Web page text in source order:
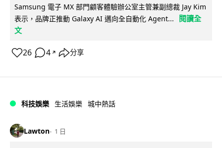
Samsung 電子 MX 部門顧客體驗辦公室主管兼副總裁 Jay Kim
表示，品牌正推動 Galaxy AI 邁向全自動化 Agent...
閱讀全
文
26 4 ↗ 分享
科技娛樂 生活娛樂 城中熱話
Lawton 1 日